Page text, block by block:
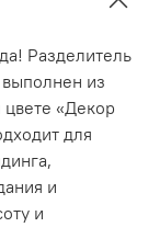
Разделитель
из
«Декор
для
и
и